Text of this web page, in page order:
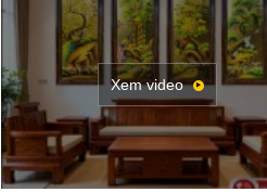
Xem video